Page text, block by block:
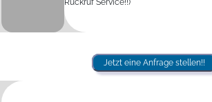
Rückruf Service!!)
Jetzt eine Anfrage stellen!!